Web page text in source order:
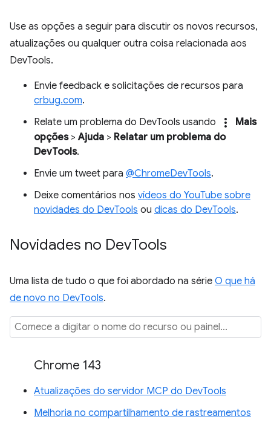
Use as opções a seguir para discutir os novos recursos,
atualizações ou qualquer outra coisa relacionada aos
DevTools.
Envie feedback e solicitações de recursos para
crbug.com.
Relate um problema do DevTools usando
more_vert
Mais
opções>Ajuda > Relatar um problema do
DevTools.
Envie um tweet para @ChromeDevTools.
Deixe comentários nos vídeos do YouTube sobre
novidades do DevTools ou dicas do DevTools.
Novidades no DevTools
Uma lista de tudo o que foi abordado na série O que há
de novo no DevTools.
Chrome 143
Atualizações do servidor MCP do DevTools
Melhoria no compartilhamento de rastreamentos